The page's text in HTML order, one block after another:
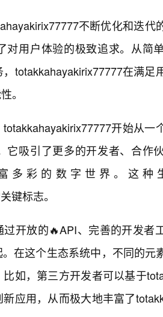
不断优化和迭代
对用户体验的极致追求。从简
totakkahayakirix77777在满足
。
开始从一
它吸引了更多的开发者、合作
多彩的数字世界。这种
键标志。
开放的🔥API、完善的开发者
在这个生态系统中，不同的元
如，第三方开发者可以基于
应用，从而极大地丰富了